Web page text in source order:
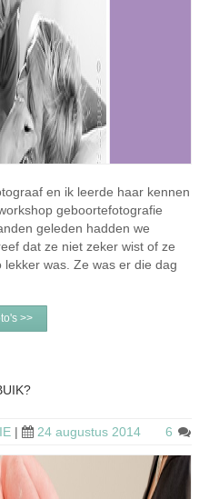
en ik leerde haar kennen
geboortefotografie
geleden hadden we
dat ze niet zeker wist of ze
was. Ze was er die dag
>>
| 24 augustus 2014 6